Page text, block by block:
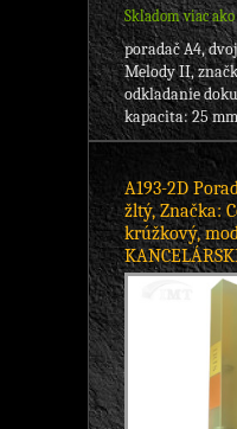
Skladom viac
poradač A4,
Melody II,
odkladanie
kapacita: 25
A193-2D
žltý, Značka:
krúžkový,